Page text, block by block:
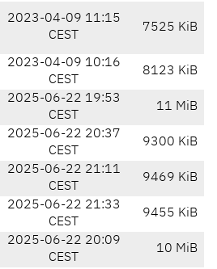
2023-04-09 11:15
CEST
7525 KiB
2023-04-09 10:16
CEST
8123 KiB
2025-06-22 19:53
CEST
11 MiB
2025-06-22 20:37
CEST
9300 KiB
2025-06-22 21:11
CEST
9469 KiB
2025-06-22 21:33
CEST
9455 KiB
2025-06-22 20:09
CEST
10 MiB